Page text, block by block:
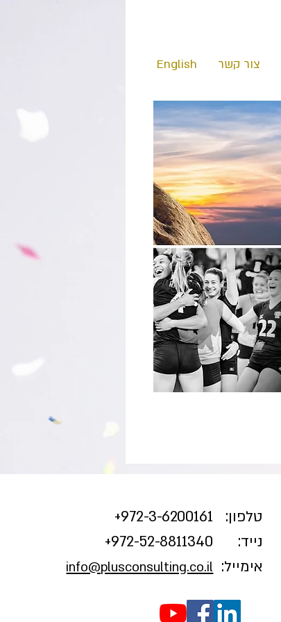
צור קשר English
טלפון: 972-3-6200161+
נייד: 972-52-8811340+
אימייל: info@plusconsulting.co.il